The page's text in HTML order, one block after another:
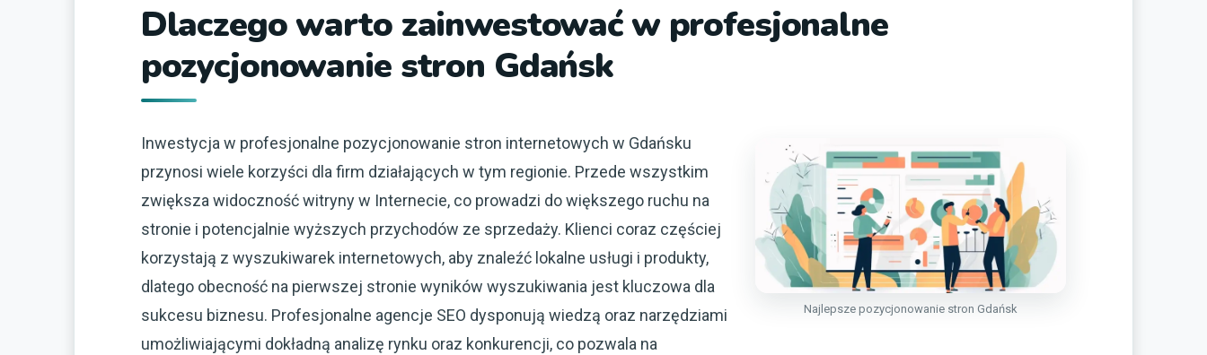
Dlaczego warto zainwestować w profesjonalne
pozycjonowanie stron Gdańsk
Najlepsze pozycjonowanie stron Gdańsk
Inwestycja w profesjonalne pozycjonowanie stron internetowych w Gdańsku
przynosi wiele korzyści dla firm działających w tym regionie. Przede wszystkim
zwiększa widoczność witryny w Internecie, co prowadzi do większego ruchu na
stronie i potencjalnie wyższych przychodów ze sprzedaży. Klienci coraz częściej
korzystają z wyszukiwarek internetowych, aby znaleźć lokalne usługi i produkty,
dlatego obecność na pierwszej stronie wyników wyszukiwania jest kluczowa dla
sukcesu biznesu. Profesjonalne agencje SEO dysponują wiedzą oraz narzędziami
umożliwiającymi dokładną analizę rynku oraz konkurencji, co pozwala na